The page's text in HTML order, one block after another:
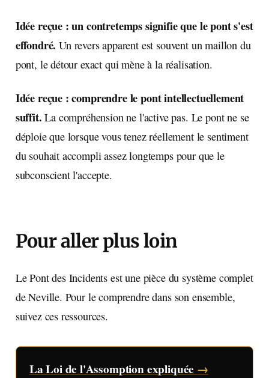
Idée reçue : un contretemps signifie que le pont s'est
effondré. Un revers apparent est souvent un maillon du
pont, le détour exact qui mène à la réalisation.
Idée reçue : comprendre le pont intellectuellement
suffit. La compréhension ne l'active pas. Le pont ne se
déploie que lorsque vous tenez réellement le sentiment
du souhait accompli assez longtemps pour que le
subconscient l'accepte.
Pour aller plus loin
Le Pont des Incidents est une pièce du système complet
de Neville. Pour le comprendre dans son ensemble,
suivez ces ressources.
La Loi de l'Assomption expliquée →